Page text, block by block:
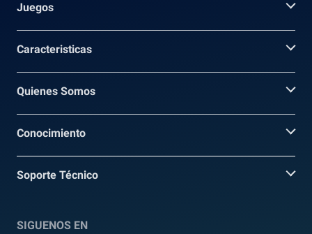
Juegos
Caracteristicas
Quienes Somos
Conocimiento
Soporte Técnico
SIGUENOS EN